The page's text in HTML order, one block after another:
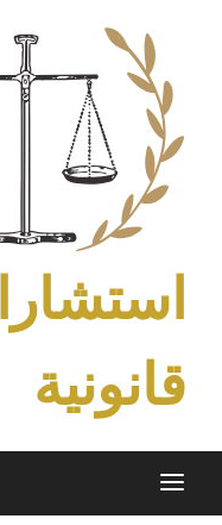
content
قانونية